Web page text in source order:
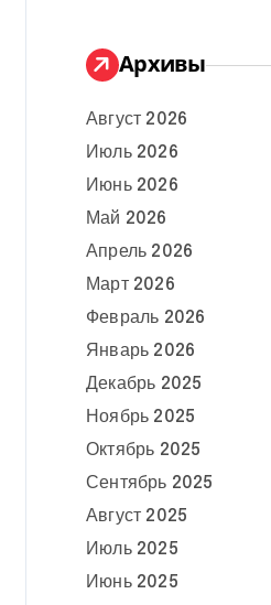
Архивы
Август 2026
Июль 2026
Июнь 2026
Май 2026
Апрель 2026
Март 2026
Февраль 2026
Январь 2026
Декабрь 2025
Ноябрь 2025
Октябрь 2025
Сентябрь 2025
Август 2025
Июль 2025
Июнь 2025